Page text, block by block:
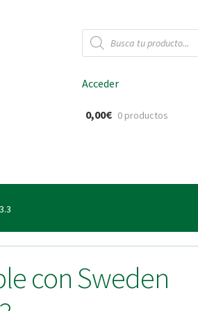
Búsqueda
de
productos
Acceder
0,00€ 0 productos
con Sweden